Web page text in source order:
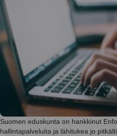
Suomen eduskunta on hankkinut
hallintapalveluita ja lähitukea jo